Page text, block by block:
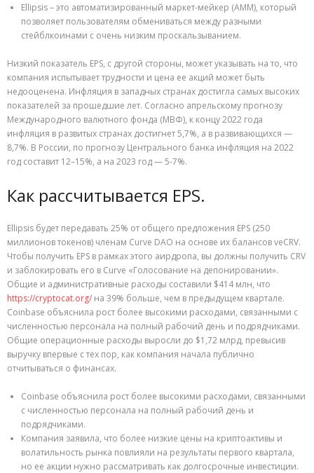
Ellipsis – это автоматизированный маркет-мейкер (AMM), который
позволяет пользователям обмениваться между разными
стейблкоинами с очень низким проскальзыванием.
Низкий показатель EPS, с другой стороны, может указывать на то, что
компания испытывает трудности и цена ее акций может быть
недооценена. Инфляция в западных странах достигла самых высоких
показателей за прошедшие лет. Согласно апрельскому прогнозу
Международного валютного фонда (МВФ), к концу 2022 года
инфляция в развитых странах достигнет 5,7%, а в развивающихся —
8,7%. В России, по прогнозу Центрального банка инфляция на 2022
год составит 12–15%, а на 2023 год — 5-7%.
Как рассчитывается EPS.
Ellipsis будет передавать 25% от общего предложения EPS (250
миллионов токенов) членам Curve DAO на основе их балансов veCRV.
Чтобы получить EPS в рамках этого аирдропа, вы должны получить CRV
и заблокировать его в Curve «Голосование на депонировании».
Общие и административные расходы составили $414 млн, что
https://cryptocat.org/ на 39% больше, чем в предыдущем квартале.
Coinbase объяснила рост более высокими расходами, связанными с
численностью персонала на полный рабочий день и подрядчиками.
Общие операционные расходы выросли до $1,72 млрд, превысив
выручку впервые с тех пор, как компания начала публично
отчитываться о финансах.
Coinbase объяснила рост более высокими расходами, связанными
с численностью персонала на полный рабочий день и
подрядчиками.
Компания заявила, что более низкие цены на криптоактивы и
волатильность рынка повлияли на результаты первого квартала,
но ее акции нужно рассматривать как долгосрочные инвестиции.